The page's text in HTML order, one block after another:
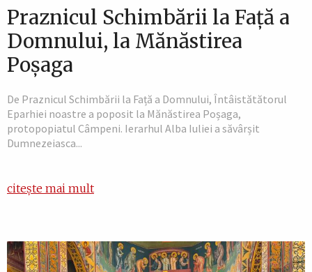
Praznicul Schimbării la Față a
Domnului, la Mănăstirea
Poșaga
De Praznicul Schimbării la Față a Domnului, Întâistătătorul
Eparhiei noastre a poposit la Mănăstirea Poșaga,
protopopiatul Câmpeni. Ierarhul Alba Iuliei a săvârșit
Dumnezeiasca...
citește mai mult